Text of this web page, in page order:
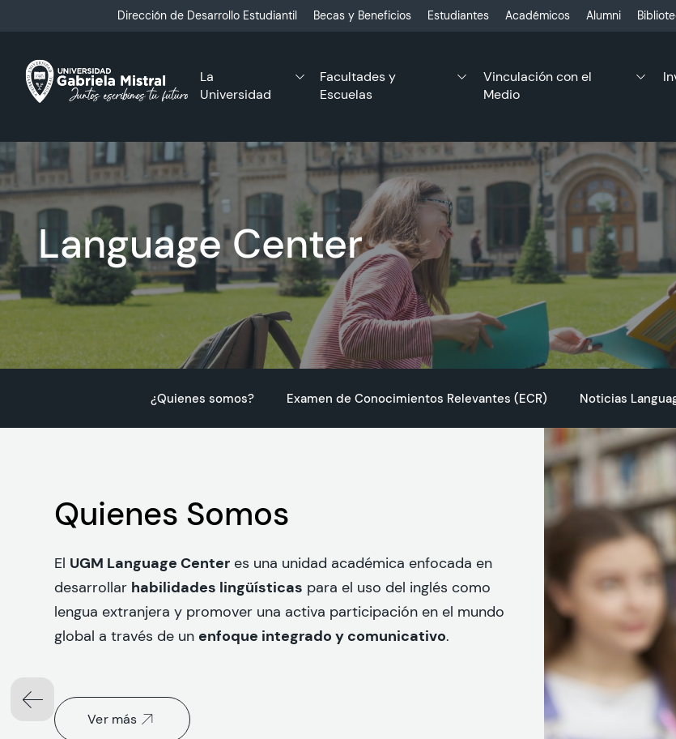
Dirección de Desarrollo Estudiantil Becas y Beneficios Estudiantes Académicos Alumni
La
Universidad
Facultades y
Escuelas
Vinculación con el
Medio
Language Center
¿Quienes somos? Examen de Conocimientos Relevantes (ECR) Noticias
Quienes Somos
El UGM Language Center es una unidad académica enfocada en
desarrollar habilidades lingüísticas para el uso del inglés como
lengua extranjera y promover una activa participación en el mundo
global a través de un enfoque integrado y comunicativo.
Ver más